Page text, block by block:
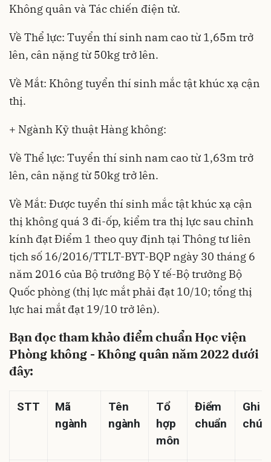
Không quân và Tác chiến điện tử.
Về Thể lực: Tuyển thí sinh nam cao từ 1,65m trở
lên, cân nặng từ 50kg trở lên.
Về Mắt: Không tuyển thí sinh mắc tật khúc xạ cận
thị.
+ Ngành Kỹ thuật Hàng không:
Về Thể lực: Tuyển thí sinh nam cao từ 1,63m trở
lên, cân nặng từ 50kg trở lên.
Về Mắt: Được tuyển thí sinh mắc tật khúc xạ cận
thị không quá 3 đi-ốp, kiểm tra thị lực sau chỉnh
kính đạt Điểm 1 theo quy định tại Thông tư liên
tịch số 16/2016/TTLT-BYT-BQP ngày 30 tháng 6
năm 2016 của Bộ trưởng Bộ Y tế-Bộ trưởng Bộ
Quốc phòng (thị lực mắt phải đạt 10/10; tổng thị
lực hai mắt đạt 19/10 trở lên).
Bạn đọc tham khảo điểm chuẩn Học viện
Phòng không - Không quân năm 2022 dưới
đây:
STT
Mã
ngành
Tên
ngành
Tổ
hợp
môn
Điểm
chuẩn
Ghi
chú